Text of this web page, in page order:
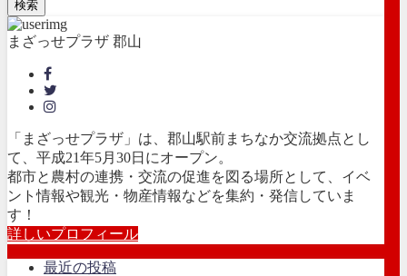
検索
まざっせプラザ 郡山
「まざっせプラザ」は、郡山駅前まちなか交流拠点とし
て、平成21年5月30日にオープン。
都市と農村の連携・交流の促進を図る場所として、イベ
ント情報や観光・物産情報などを集約・発信していま
す！
詳しいプロフィール
最近の投稿